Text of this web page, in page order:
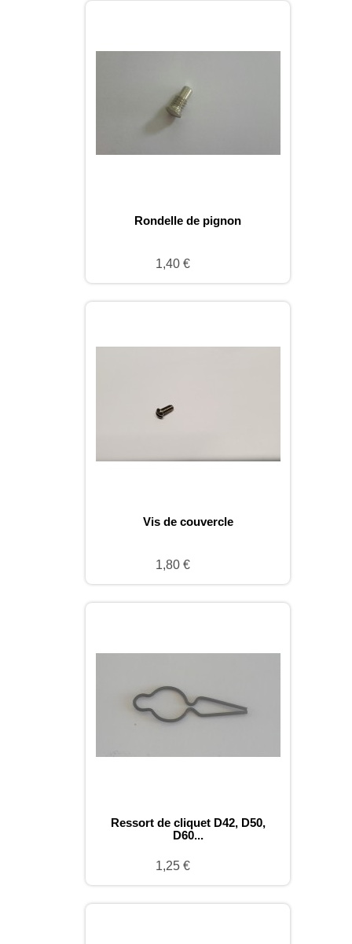
Rondelle de pignon
1,40 €
Vis de couvercle
1,80 €
Ressort de cliquet D42, D50,
D60...
1,25 €